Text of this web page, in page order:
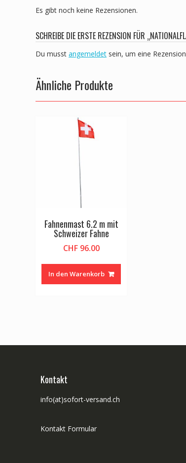
Es gibt noch keine Rezensionen.
SCHREIBE DIE ERSTE REZENSION FÜR
Du musst angemeldet sein, um eine
Ähnliche Produkte
Fahnenmast 6.2 m mit
Schweizer Fahne
CHF96.00
In den Warenkorb
Kontakt
info(at)sofort-versand.ch
Kontakt Formular